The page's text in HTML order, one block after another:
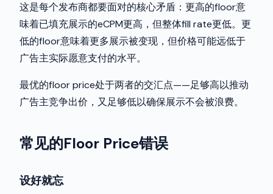
这是每个发布商都要面对的核心矛盾：更高的floor意
味着已填充展示的eCPM更高，但整体fill rate更低。更
低的floor意味着更多展示被变现，但价格可能远低于
广告主实际愿意支付的水平。
最优的floor price处于两者的交汇点——足够高以推动
广告主竞争出价，又足够低以确保展示不会被浪费。
常见的Floor Price错误
设好就忘